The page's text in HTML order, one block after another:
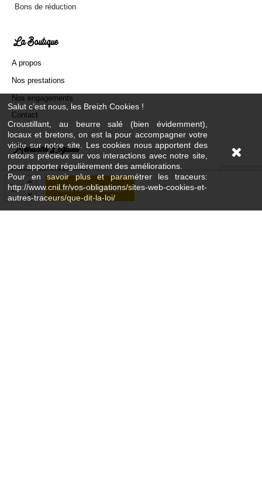
Ajouter au panier
Bons de réduction
La Boutique
A propos
Nos prestations
Nos engagements
Contact
Mentions Légales
Conditions d'utilisation
Mentions légales
Paiement sécurisé
Salut c’est nous, les Breizh Cookies !
Croustillant, au beurre salé (bien évidemment),
locaux et bretons, on est la pour accompagner votre
visite sur notre site. Les cookies nous apportent des
retours précieux sur vos interactions avec notre site,
pour apporter régulièrement des améliorations.
Pour en savoir plus et paramétrer les traceurs:
http://www.cnil.fr/vos-obligations/sites-web-cookies-et-
autres-traceurs/que-dit-la-loi/